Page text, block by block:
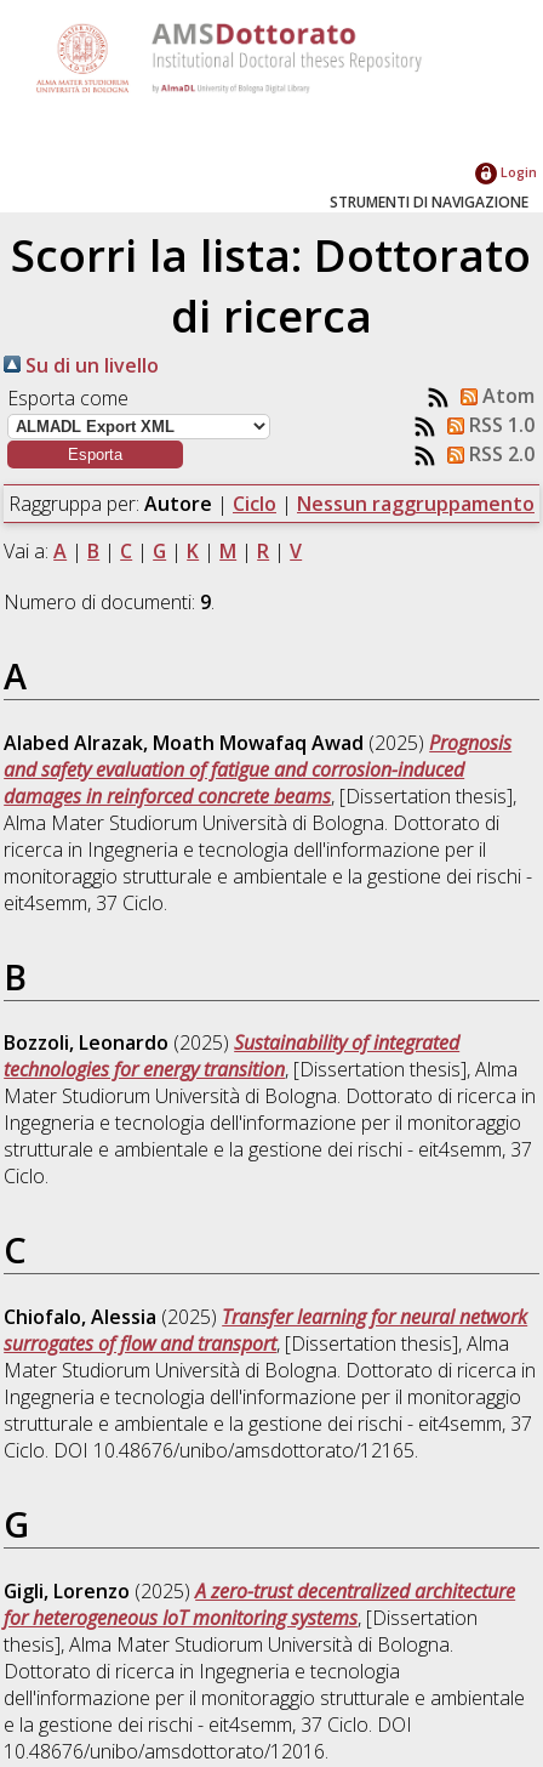
Login
STRUMENTI DI NAVIGAZIONE
Scorri la lista: Dottorato
di ricerca
Su di un livello
Esporta come
Atom
RSS 1.0
RSS 2.0
Raggruppa per: Autore | Ciclo | Nessun raggruppamento
Vai a:A | B | C | G | K | M | R |V
Numero di documenti: 9.
A
Alabed Alrazak, Moath Mowafaq Awad (2025)Prognosis
and safety evaluation of fatigue and corrosion-induced
damages in reinforced concrete beams, [Dissertation thesis],
Alma Mater Studiorum Università di Bologna. Dottorato di
ricerca in Ingegneria e tecnologia dell'informazione per il
monitoraggio strutturale e ambientale e la gestione dei rischi -
eit4semm, 37 Ciclo.
B
Bozzoli, Leonardo (2025)Sustainability of integrated
technologies for energy transition, [Dissertation thesis], Alma
Mater Studiorum Università di Bologna. Dottorato di ricerca in
Ingegneria e tecnologia dell'informazione per il monitoraggio
strutturale e ambientale e la gestione dei rischi - eit4semm, 37
Ciclo.
C
Chiofalo, Alessia (2025) Transfer learning for neural network
surrogates of flow and transport, [Dissertation thesis], Alma
Mater Studiorum Università di Bologna. Dottorato di ricerca in
Ingegneria e tecnologia dell'informazione per il monitoraggio
strutturale e ambientale e la gestione dei rischi - eit4semm, 37
Ciclo. DOI 10.48676/unibo/amsdottorato/12165.
G
Gigli, Lorenzo (2025)A zero-trust decentralized architecture
for heterogeneous IoT monitoring systems, [Dissertation
thesis], Alma Mater Studiorum Università di Bologna.
Dottorato di ricerca in Ingegneria e tecnologia
dell'informazione per il monitoraggio strutturale e ambientale
e la gestione dei rischi - eit4semm, 37 Ciclo. DOI
10.48676/unibo/amsdottorato/12016.